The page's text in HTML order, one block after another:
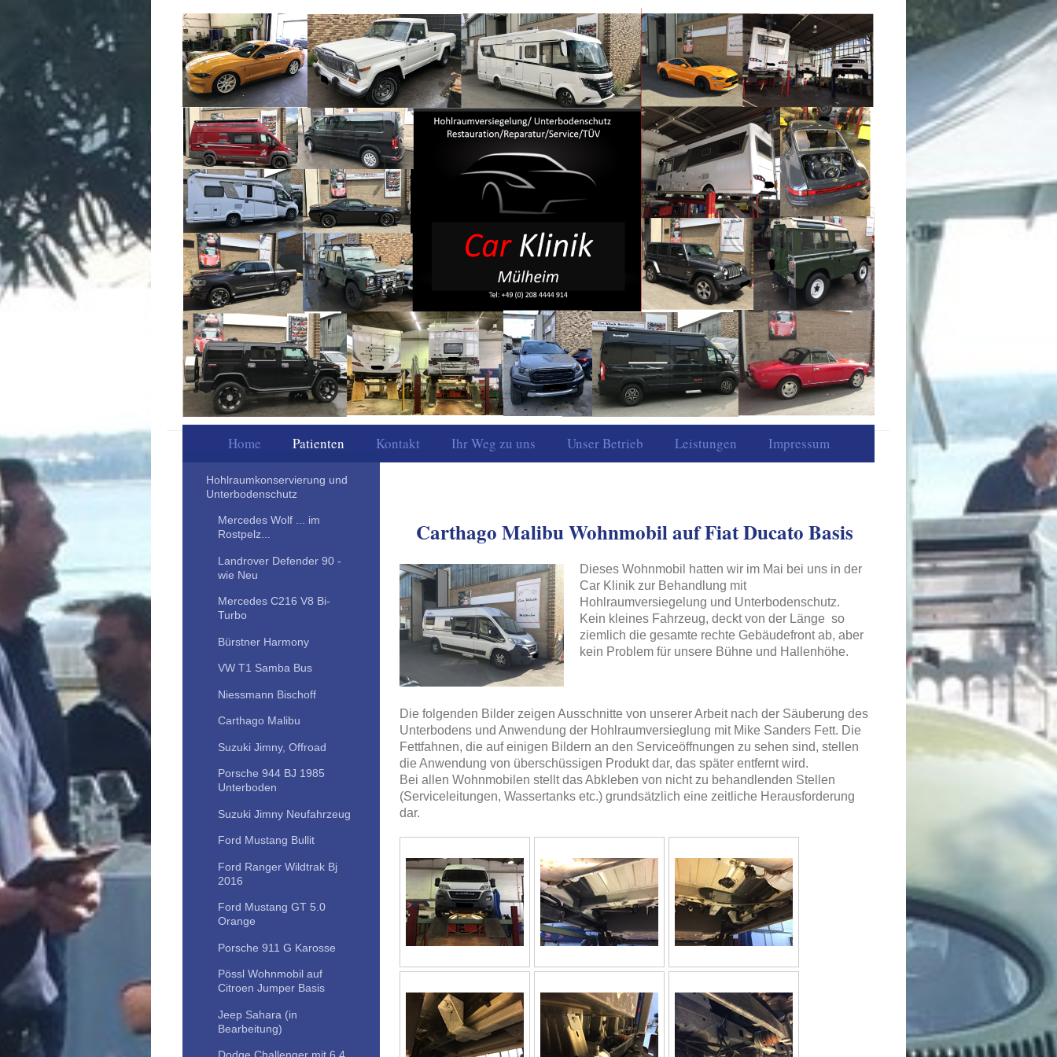
Home Patienten Kontakt Ihr Weg zu uns Unser Betrieb Leistungen Impressum
Autopartner I. Rosenfeld
Carthago Malibu Wohnmobil auf Fiat Ducato Basis
Dieses Wohnmobil hatten wir im Mai bei uns in der
Car Klinik zur Behandlung mit
Hohlraumversiegelung und Unterbodenschutz.
Kein kleines Fahrzeug, deckt von der Länge so
ziemlich die gesamte rechte Gebäudefront ab, aber
kein Problem für unsere Bühne und Hallenhöhe.
Die folgenden Bilder zeigen Ausschnitte von unserer Arbeit nach der Säuberung des
Unterbodens und Anwendung der Hohlraumversieglung mit Mike Sanders Fett. Die
Fettfahnen, die auf einigen Bildern an den Serviceöffnungen zu sehen sind, stellen
die Anwendung von überschüssigen Produkt dar, das später entfernt wird.
Bei allen Wohnmobilen stellt das Abkleben von nicht zu behandlenden Stellen
(Serviceleitungen, Wassertanks etc.) grundsätzlich eine zeitliche Herausforderung
dar.
Hohlraumkonservierung und
Unterbodenschutz
Mercedes Wolf ... im
Rostpelz...
Landrover Defender 90 -
wie Neu
Mercedes C216 V8 Bi-
Turbo
Bürstner Harmony
VW T1 Samba Bus
Niessmann Bischoff
Carthago Malibu
Suzuki Jimny, Offroad
Porsche 944 BJ 1985
Unterboden
Suzuki Jimny Neufahrzeug
Ford Mustang Bullit
Ford Ranger Wildtrak Bj
2016
Ford Mustang GT 5.0
Orange
Porsche 911 G Karosse
Pössl Wohnmobil auf
Citroen Jumper Basis
Jeep Sahara (in
Bearbeitung)